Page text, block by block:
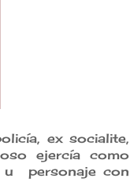
ex socialite,
ejercía como
u personaje con